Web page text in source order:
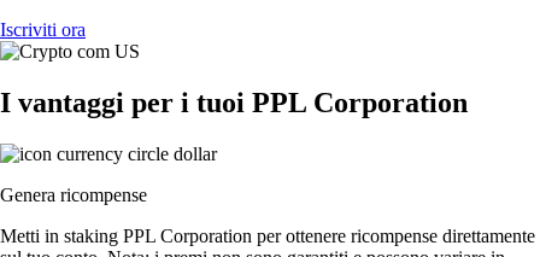
Iscriviti ora
I vantaggi per i tuoi PPL Corporation
Genera ricompense
Metti in staking PPL Corporation per ottenere ricompense direttamente